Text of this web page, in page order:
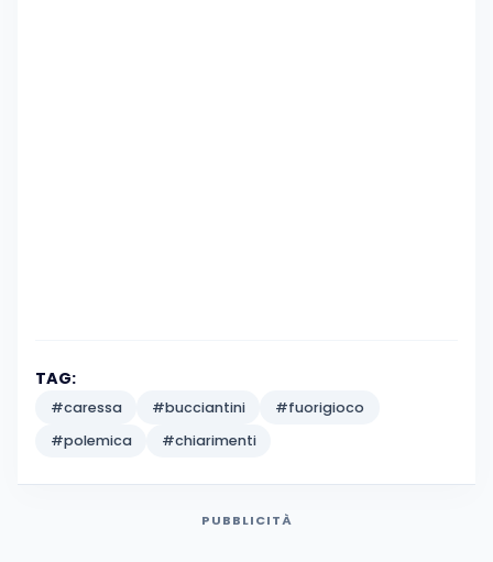
TAG:
#caressa #bucciantini
#fuorigioco
#polemica
#chiarimenti
PUBBLICITÀ